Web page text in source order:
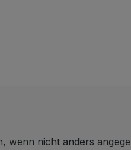
wenn nicht anders